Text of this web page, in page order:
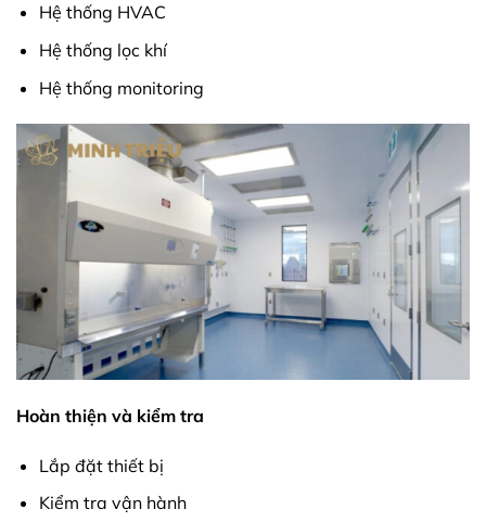
Hệ thống HVAC
Hệ thống lọc khí
Hệ thống monitoring
Hoàn thiện và kiểm tra
Lắp đặt thiết bị
Kiểm tra vận hành